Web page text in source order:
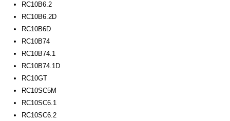
RC10B6.2
RC10B6.2D
RC10B6D
RC10B74
RC10B74.1
RC10B74.1D
RC10GT
RC10SC5M
RC10SC6.1
RC10SC6.2